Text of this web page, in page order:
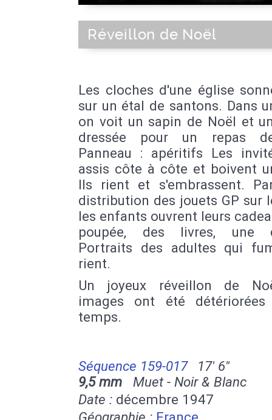
Réveillon de Noël
Les cloches d'une église
sur un étal de santons. Dans
on voit un sapin de Noël et
dressée pour un repas
Panneau : apéritifs Les
assis côte à côte et boivent
Ils rient et s'embrassent.
distribution des jouets GP sur
les enfants ouvrent leurs
poupée, des livres, une
Portraits des adultes qui
rient.
Un joyeux réveillon de
images ont été
temps.
Séquence 159-017
17' 6''
9,5 mm Muet - Noir & Blanc
Date : décembre 1947
Géographie : France